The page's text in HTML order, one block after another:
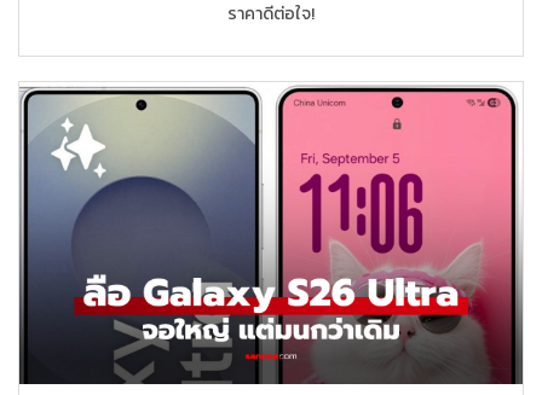
ราคาดีต่อใจ!